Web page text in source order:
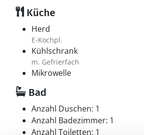
Küche
Herd
E-Kochpl.
Kühlschrank
m. Gefrierfach
Mikrowelle
Bad
Anzahl Duschen: 1
Anzahl Badezimmer: 1
Anzahl Toiletten: 1